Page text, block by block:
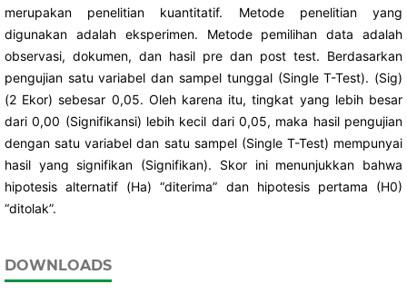
merupakan penelitian kuantitatif. Metode penelitian yang
digunakan adalah eksperimen. Metode pemilihan data adalah
observasi, dokumen, dan hasil pre dan post test. Berdasarkan
pengujian satu variabel dan sampel tunggal (Single T-Test). (Sig)
(2 Ekor) sebesar 0,05. Oleh karena itu, tingkat yang lebih besar
dari 0,00 (Signifikansi) lebih kecil dari 0,05, maka hasil pengujian
dengan satu variabel dan satu sampel (Single T-Test) mempunyai
hasil yang signifikan (Signifikan). Skor ini menunjukkan bahwa
hipotesis alternatif (Ha) “diterima” dan hipotesis pertama (H0)
“ditolak”.
DOWNLOADS